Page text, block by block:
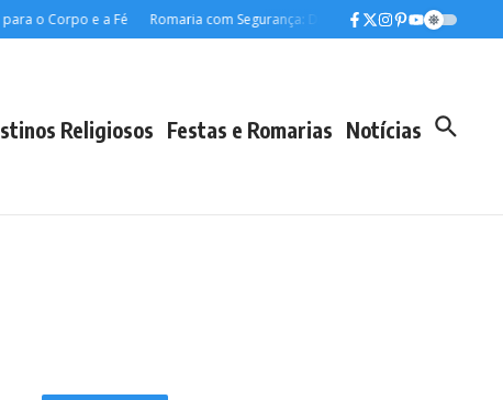
o Corpo e a Fé Romaria com Segurança: Dicas Essenciais para uma
Religiosos Festas e Romarias Notícias